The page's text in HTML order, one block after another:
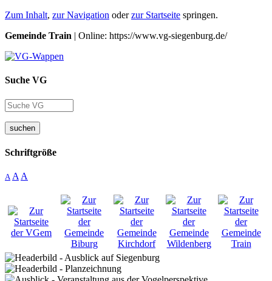
Zum Inhalt, zur Navigation oderzur Startseite springen.
Gemeinde Train | Online: https://www.vg-siegenburg.de/
Suche VG
suchen
Schriftgröße
A A A